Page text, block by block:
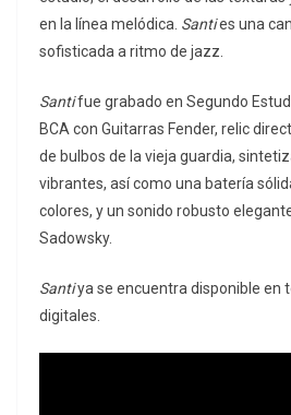
en la línea melódica. Santies una
sofisticada a ritmo de jazz.
Santifue grabado en Segundo
BCA con Guitarras Fender, relic
de bulbos de la vieja guardia,
vibrantes, así como una batería
colores, y un sonido robusto
Sadowsky.
Santiya se encuentra disponible en
digitales.